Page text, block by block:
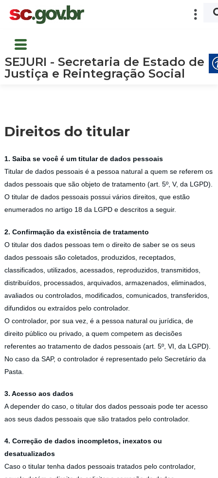
SEJURI - Secretaria de Estado de
Justiça e Reintegração Social
Direitos do titular
1. Saiba se você é um titular de dados pessoais
Titular de dados pessoais é a pessoa natural a quem se referem os
dados pessoais que são objeto de tratamento (art. 5º, V, da LGPD).
O titular de dados pessoais possui vários direitos, que estão
enumerados no artigo 18 da LGPD e descritos a seguir.
2. Confirmação da existência de tratamento
O titular dos dados pessoas tem o direito de saber se os seus
dados pessoais são coletados, produzidos, receptados,
classificados, utilizados, acessados, reproduzidos, transmitidos,
distribuídos, processados, arquivados, armazenados, eliminados,
avaliados ou controlados, modificados, comunicados, transferidos,
difundidos ou extraídos pelo controlador.
O controlador, por sua vez, é a pessoa natural ou jurídica, de
direito público ou privado, a quem competem as decisões
referentes ao tratamento de dados pessoais (art. 5º, VI, da LGPD).
No caso da SAP, o controlador é representado pelo Secretário da
Pasta.
3. Acesso aos dados
A depender do caso, o titular dos dados pessoais pode ter acesso
aos seus dados pessoais que são tratados pelo controlador.
4. Correção de dados incompletos, inexatos ou
desatualizados
Caso o titular tenha dados pessoais tratados pelo controlador,